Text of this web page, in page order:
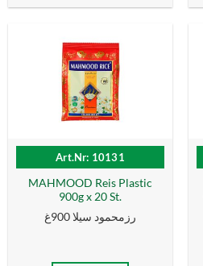
Art.Nr: 10131
MAHMOOD Reis Plastic
900g x 20 St.
رزمحمود سيلا 900غ